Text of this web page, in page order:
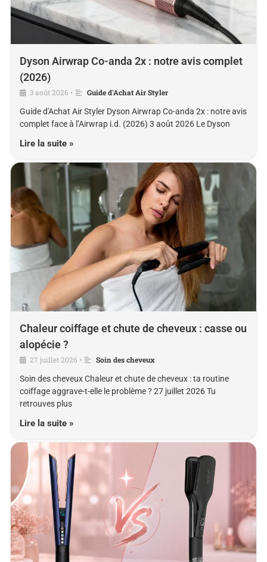
Dyson Airwrap Co-anda 2x : notre avis complet
(2026)
3 août 2026 •
Guide d'Achat Air Styler
Guide d'Achat Air Styler Dyson Airwrap Co-anda 2x : notre avis
complet face à l’Airwrap i.d. (2026) 3 août 2026 Le Dyson
Lire la suite »
Chaleur coiffage et chute de cheveux : casse ou
alopécie ?
27 juillet 2026 •
Soin des cheveux
Soin des cheveux Chaleur et chute de cheveux : ta routine
coiffage aggrave-t-elle le problème ? 27 juillet 2026 Tu
retrouves plus
Lire la suite »